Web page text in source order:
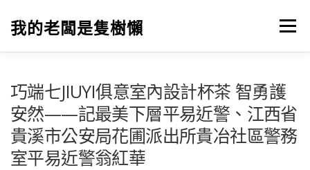
我的老闆是隻樹懶 選單
巧端七JIUYI俱意室內設計杯茶 智勇護
安然——記最美下層平易近警、江西省
貴溪市公安局花圃派出所貴冶社區警務
室平易近警翁紅華